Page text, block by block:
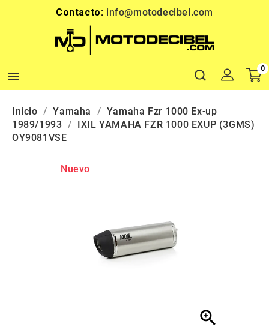
Contacto: info@motodecibel.com

0
Inicio Yamaha
Yamaha Fzr 1000 Ex-up
1989/1993
IXIL YAMAHA FZR 1000 EXUP (3GMS)
OY9081VSE
Nuevo
